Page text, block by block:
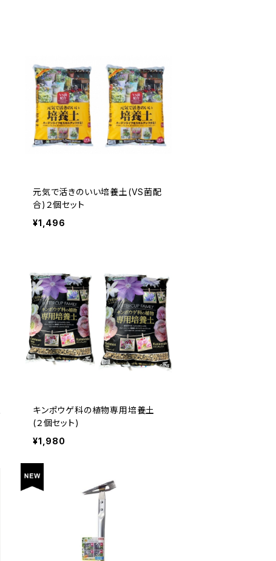
元気で活きのいい培養土(VS菌配
合)２個セット
¥1,496
キンポウゲ科の植物専用培養土
(２個セット)
¥1,980